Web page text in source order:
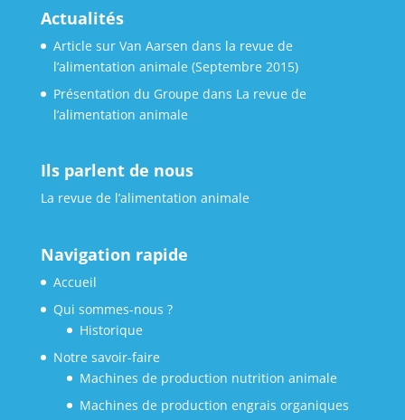
Actualités
Article sur Van Aarsen dans la revue de
l’alimentation animale (Septembre 2015)
Présentation du Groupe dans La revue de
l’alimentation animale
Ils parlent de nous
La revue de l’alimentation animale
Navigation rapide
Accueil
Qui sommes-nous ?
Historique
Notre savoir-faire
Machines de production nutrition animale
Machines de production engrais organiques